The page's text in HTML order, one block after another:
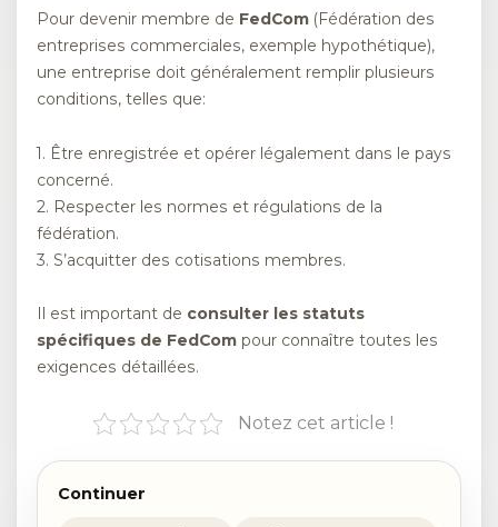
Pour devenir membre de FedCom (Fédération des
entreprises commerciales, exemple hypothétique),
une entreprise doit généralement remplir plusieurs
conditions, telles que:
1. Être enregistrée et opérer légalement dans le pays
concerné.
2. Respecter les normes et régulations de la
fédération.
3. S’acquitter des cotisations membres.
Il est important de consulter les statuts
spécifiques de FedCom pour connaître toutes les
exigences détaillées.
Notez cet article !
Continuer